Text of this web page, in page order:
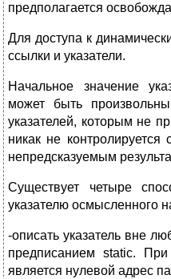
предполагается
Для доступа к
ссылки и указатели.
Начальное значение
может быть
указателей, которым не
никак не
непредсказуемым
Существует четыре
указателю осмысленного
-описать указатель вне
предписанием static.
является нулевой адрес